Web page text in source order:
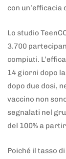
con un’efficacia
Lo studio
3.700
compiuti.
14 giorni dopo
dopo due dosi,
vaccino non
segnalati nel
del 100% a
Poiché il tasso